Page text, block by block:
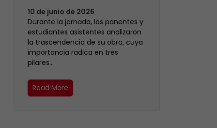
10 de junio de 2026
Durante la jornada, los ponentes y
estudiantes asistentes analizaron
la trascendencia de su obra, cuya
importancia radica en tres
pilares…
Read More